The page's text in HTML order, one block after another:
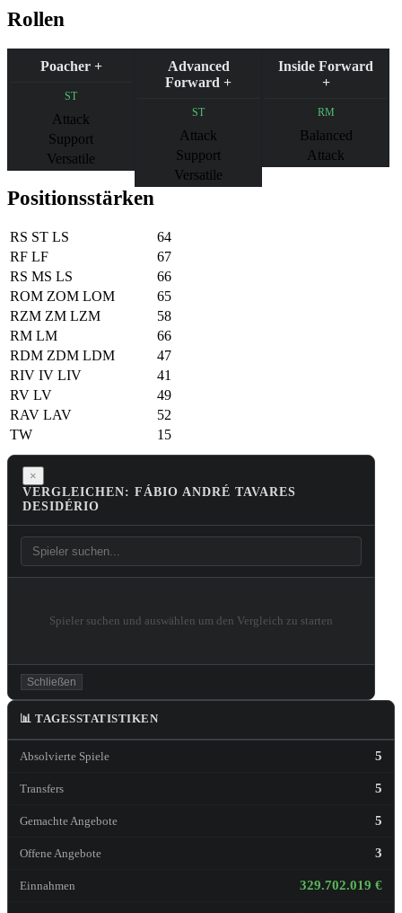
Rollen
Poacher +
ST
Attack
Support
Versatile
Advanced
Forward +
ST
Attack
Support
Versatile
Inside Forward
+
RM
Balanced
Attack
Positionsstärken
RS ST LS
64
RF LF
67
RS MS LS
66
ROM ZOM LOM
65
RZM ZM LZM
58
RM LM
66
RDM ZDM LDM
47
RIV IV LIV
41
RV LV
49
RAV LAV
52
TW
15
×
VERGLEICHEN: FÁBIO ANDRÉ TAVARES
DESIDÉRIO
Spieler suchen und auswählen um den Vergleich zu starten
Schließen
📊 TAGESSTATISTIKEN
Absolvierte Spiele 5
Transfers 5
Gemachte Angebote 5
Offene Angebote 3
Einnahmen 329.702.019 €